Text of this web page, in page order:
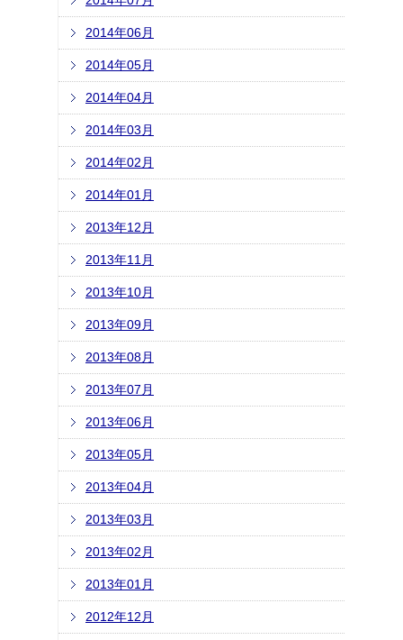
2014年06月
2014年05月
2014年04月
2014年03月
2014年02月
2014年01月
2013年12月
2013年11月
2013年10月
2013年09月
2013年08月
2013年07月
2013年06月
2013年05月
2013年04月
2013年03月
2013年02月
2013年01月
2012年12月